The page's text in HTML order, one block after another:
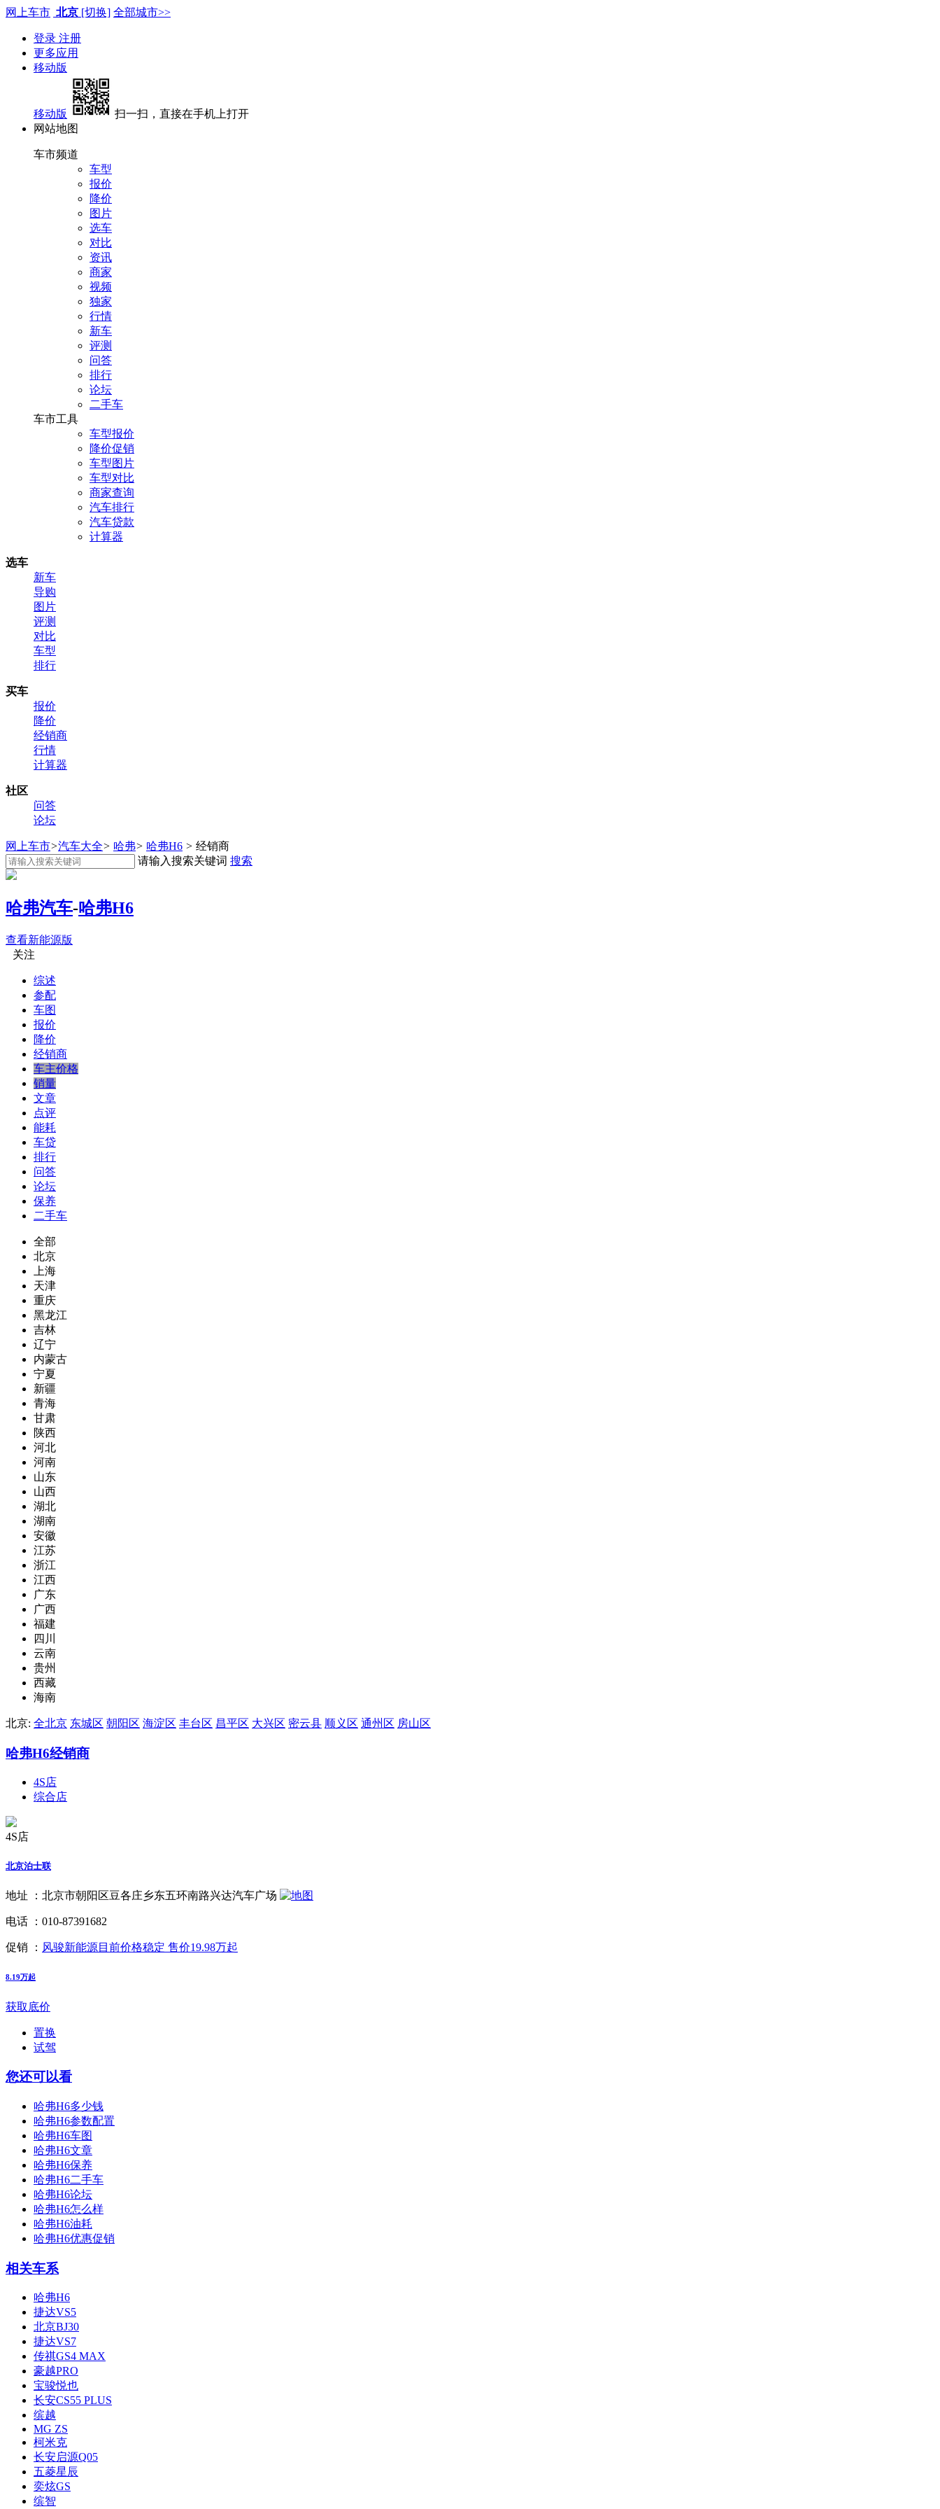
网上车市 北京 [切换] 全部城市>>
登录 注册
更多应用
移动版
移动版
扫一扫，直接在手机上打开
网站地图
车市频道
车型
报价
降价
图片
选车
对比
资讯
商家
视频
独家
行情
新车
评测
问答
排行
论坛
二手车
车市工具
车型报价
降价促销
车型图片
车型对比
商家查询
汽车排行
汽车贷款
计算器
选车
新车
导购
图片
评测
对比
车型
排行
买车
报价
降价
经销商
行情
计算器
社区
问答
论坛
网上车市>汽车大全> 哈弗> 哈弗H6 > 经销商
请输入搜索关键词 搜索
哈弗汽车-哈弗H6
查看新能源版
关注
综述
参配
车图
报价
降价
经销商
车主价格
销量
文章
点评
能耗
车贷
排行
问答
论坛
保养
二手车
全部
北京
上海
天津
重庆
黑龙江
吉林
辽宁
内蒙古
宁夏
新疆
青海
甘肃
陕西
河北
河南
山东
山西
湖北
湖南
安徽
江苏
浙江
江西
广东
广西
福建
四川
云南
贵州
西藏
海南
北京: 全北京 东城区 朝阳区 海淀区 丰台区 昌平区 大兴区 密云县 顺义区 通州区 房山区
哈弗H6经销商
4S店
综合店
4S店
北京泊士联
地址 ： 北京市朝阳区豆各庄乡东五环南路兴达汽车广场
电话 ： 010-87391682
促销 ： 风骏新能源目前价格稳定 售价19.98万起
8.19万起
获取底价
置换
试驾
您还可以看
哈弗H6多少钱
哈弗H6参数配置
哈弗H6车图
哈弗H6文章
哈弗H6保养
哈弗H6二手车
哈弗H6论坛
哈弗H6怎么样
哈弗H6油耗
哈弗H6优惠促销
相关车系
哈弗H6
捷达VS5
北京BJ30
捷达VS7
传祺GS4 MAX
豪越PRO
宝骏悦也
长安CS55 PLUS
缤越
MG ZS
柯米克
长安启源Q05
五菱星辰
奕炫GS
缤智